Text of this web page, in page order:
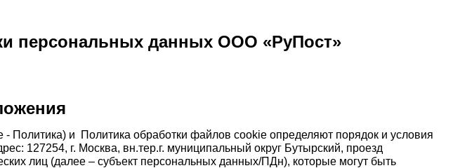
персональных данных ООО «РуПост»
Политика) и Политика обработки файлов cookie определяют порядок и условия
127254, г. Москва, вн.тер.г. муниципальный округ Бутырский, проезд
лиц (далее – субъект персональных данных/ПДн), которые могут быть